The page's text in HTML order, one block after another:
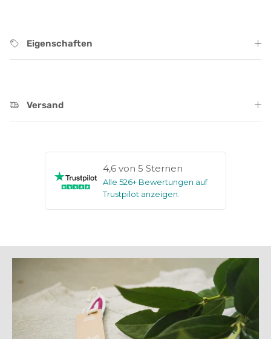
Eigenschaften
Versand
4,6 von 5 Sternen
Alle 526+ Bewertungen auf
Trustpilot anzeigen